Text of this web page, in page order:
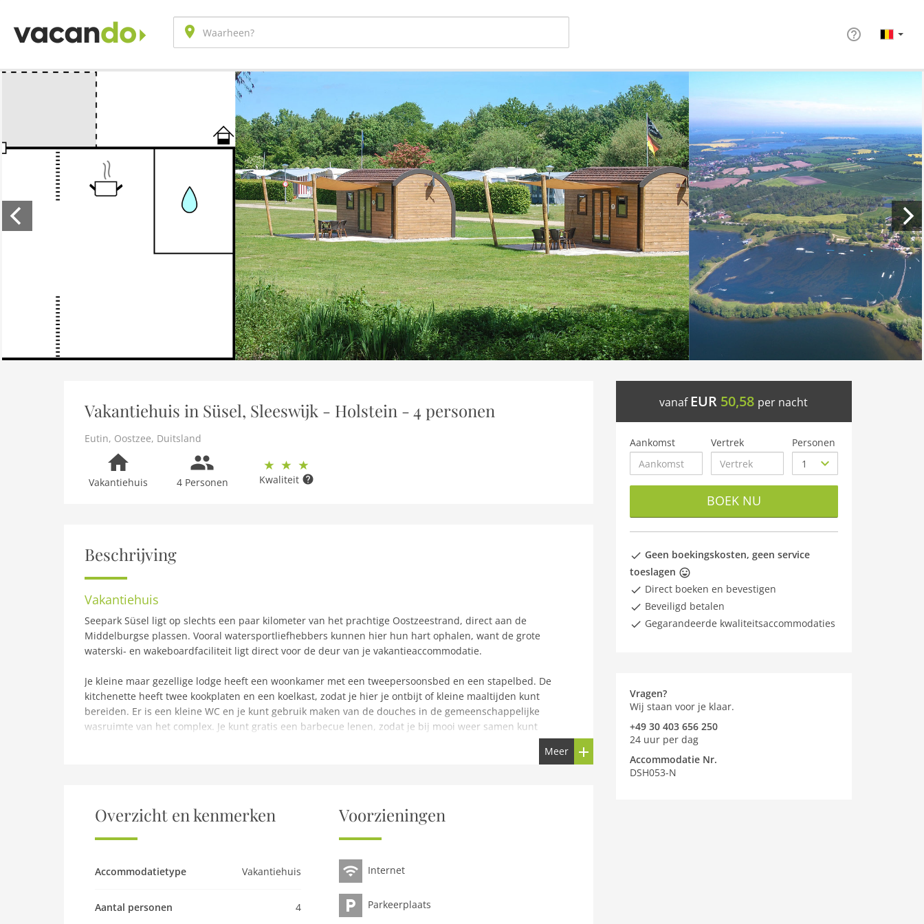
Vakantiehuis in Süsel, Sleeswijk - Holstein - 4 personen
Eutin, Oostzee, Duitsland
Vakantiehuis 4 Personen Kwaliteit
Beschrijving
Vakantiehuis
Seepark Süsel ligt op slechts een paar kilometer van het prachtige Oostzeestrand, direct aan de
Middelburgse plassen. Vooral watersportliefhebbers kunnen hier hun hart ophalen, want de grote
waterski- en wakeboardfaciliteit ligt direct voor de deur van je vakantieaccommodatie.
Je kleine maar gezellige lodge heeft een woonkamer met een tweepersoonsbed en een stapelbed. De
kitchenette heeft twee kookplaten en een koelkast, zodat je hier je ontbijt of kleine maaltijden kunt
bereiden. Er is een kleine WC en je kunt gebruik maken van de douches in de gemeenschappelijke
wasruimte van het complex. Je kunt gratis een barbecue lenen, zodat je bij mooi weer samen kunt
barbecueën. Op aanvraag en afhankelijk van beschikbaarheid kan er tegen een kleine vergoeding een
en wakeboardfaciliteiten aan de Rumpelsee zorgen voor genoeg actie. Hier kun je (tegen betaling) je
Het resort is gericht op gezinnen, dus geen groepsboekingen en feestvakanties.
De gemeente Süsel ligt in het centrum van het mooie Ostholstein in Sleeswijk-Holstein tussen het
Meer
Overzicht en kenmerken
Accommodatietype Vakantiehuis
Aantal personen 4
Voorzieningen
Internet
Parkeerplaats
vanafEUR 50,58 per nacht
Aankomst Vertrek Personen
BOEK NU
Geen boekingskosten, geen service
toeslagen
Direct boeken en bevestigen
Beveiligd betalen
Gegarandeerde kwaliteitsaccommodaties
Vragen?
Wij staan voor je klaar.
+49 30 403 656 250
24 uur per dag
Accommodatie Nr.
DSH053-N